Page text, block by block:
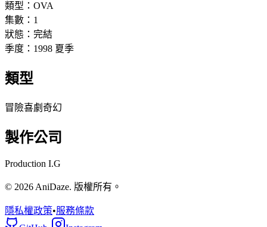
類型： OVA
集數： 1
狀態： 完結
季度： 1998 夏季
類型
冒險喜劇 奇幻
製作公司
Production I.G
© 2026 AniDaze. 版權所有。
隱私權政策•服務條款